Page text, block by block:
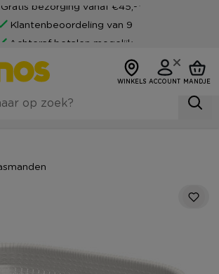
Gratis bezorging vanaf €45,-*
Klantenbeoordeling van 9
Achteraf betalen mogelijk
WINKELS ACCOUNT MANDJE